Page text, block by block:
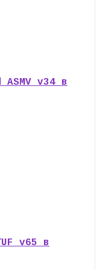
ASMV v34 в
v65 в